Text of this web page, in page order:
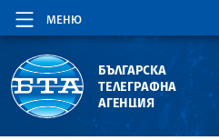
МЕНЮ
БЪЛГАРСКА
ТЕЛЕГРАФНА
АГЕНЦИЯ